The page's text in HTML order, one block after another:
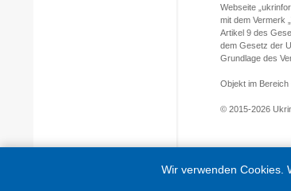
Webseite
mit dem Vermerk
Artikel 9 des
dem Gesetz der
Grundlage des
Objekt im Bereich
© 2015-2026
Wir verwenden Cookies.